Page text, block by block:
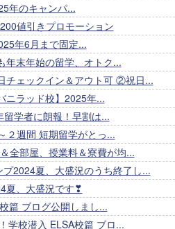
年のキャンパ...
値引きプロモーション
年6月まで固定...
年末年始の留学、オトク...
チェックイン＆アウト可 ②祝日...
ニラッド校】2025年...
留学者に朗報！早割は...
２週間 短期留学がとっ...
全部屋、授業料＆寮費が均...
2024夏、大盛況のうち終了し...
夏、大盛況です❣
篇 ブログ公開しまし...
学校潜入 ELSA校篇 ブロ...